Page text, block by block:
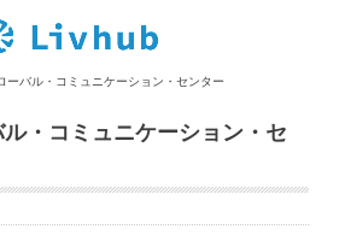
ーバル・コミュニケーション・センター
・コミュニケーション・セ